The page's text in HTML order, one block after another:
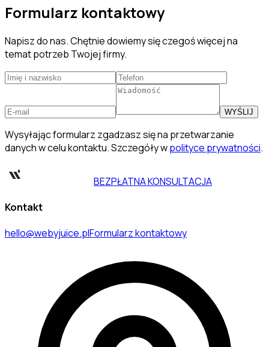
Formularz kontaktowy
Napisz do nas. Chętnie dowiemy się czegoś więcej na
temat potrzeb Twojej firmy.
WYŚLIJ
Wysyłając formularz zgadzasz się na przetwarzanie
danych w celu kontaktu. Szczegóły wpolityce prywatności.
BEZPŁATNA KONSULTACJA
Kontakt
hello@webyjuice.plFormularz kontaktowy